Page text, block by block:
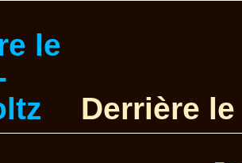
Derrière